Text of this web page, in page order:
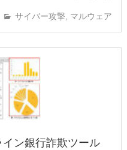
サイバー攻撃 マルウェア
ン銀行詐欺ツール